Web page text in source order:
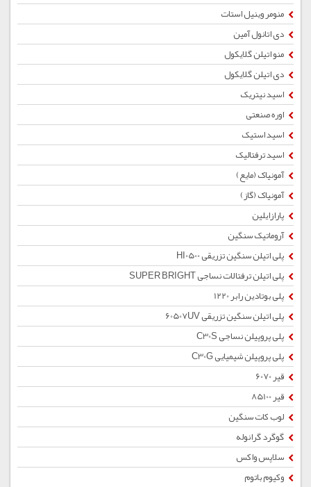
منومر وینیل استات
دی اتانول آمین
منو اتیلن گلایکول
دی اتیلن گلایکول
اسید نیتریک
اوره صنعتی
اسید استیک
اسید ترفتالیک
آمونیاک (مایع)
آمونیاک (گاز)
پارازایلین
آروماتیک سنگین
پلی اتیلن سنگین تزریقی HI0500
پلی اتیلن ترفتالات نساجی SUPER BRIGHT
پلی بوتادین رابر 1220
پلی اتیلن سنگین تزریقی 60507UV
پلی پروپیلن نساجی C30S
پلی پروپیلن شیمیایی C30G
قیر 6070
قیر 85100
لوب کات سنگین
گوگرد گرانوله
سلاپس واکس
وکیوم باتوم